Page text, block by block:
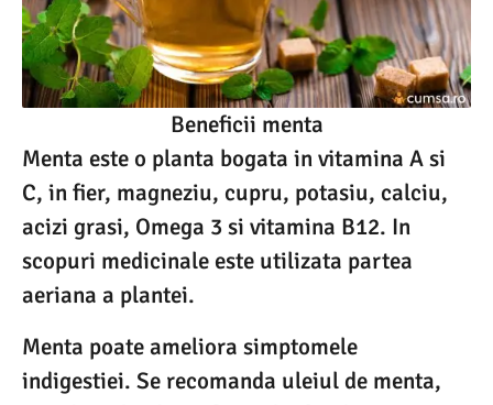
Beneficii menta
Menta este o planta bogata in vitamina A si
C, in fier, magneziu, cupru, potasiu, calciu,
acizi grasi, Omega 3 si vitamina B12. In
scopuri medicinale este utilizata partea
aeriana a plantei.
Menta poate ameliora simptomele
indigestiei. Se recomanda uleiul de menta,